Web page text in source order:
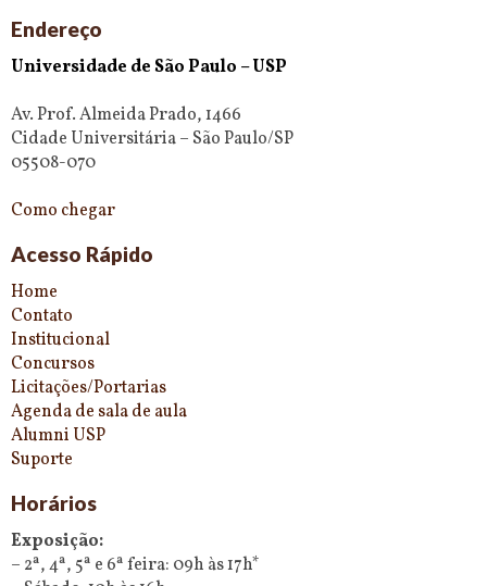
Endereço
Universidade de São Paulo – USP
Av. Prof. Almeida Prado, 1466
Cidade Universitária – São Paulo/SP
05508-070
Como chegar
Acesso Rápido
Home
Contato
Institucional
Concursos
Licitações/Portarias
Agenda de sala de aula
Alumni USP
Suporte
Horários
Exposição:
– 2ª, 4ª, 5ª e 6ª feira: 09h às 17h*